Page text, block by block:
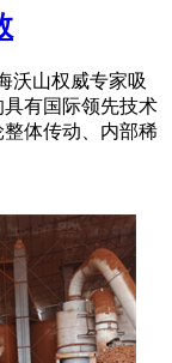
沃山权威专家吸
有国际领先技术
体传动、内部稀